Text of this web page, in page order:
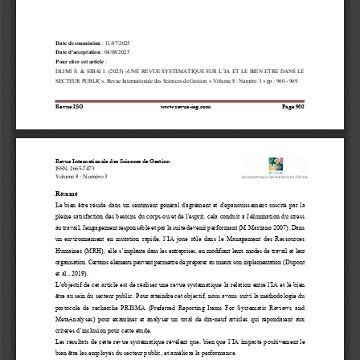
Revue ISG www.revue isg.com Page 960
Date de soumission : 11/07/2025
Date d’acceptation : 04/08/2025
Pour citer cet article :
DLIMI  S.  & SIBAI  I (2025)  «UNE REVUE SYSTEMATIQUE SUR L’IA ET LE BIEN ETRE DANS LE
SECTEUR PUBLIC», Revue Internationale des Sciences de Gestion « Volume 8 : Numéro 3 » pp : 960 969
Revue Internationale des Sciences de Gestion
ISSN: 2665 -7473
Volume 8 : Numéro 3
Résumé
Le  bien  être  réside  dans  un  sentiment  général  d'agrément  et  d'épanouissement  suscité  par  la
pleine satisfaction des besoins du corps ou/et de l'esprit, cela conduit à l'élimination du stress
au travail, l'engagement responsable et par la suite devenir performant (M.Marzano 2007). Dans
un environnement en mutation rapide, l’IA joue rôle dans  le Management  des  Ressources
Humaines  (MRH),  elle s’implante dans les entreprises, en modifiant leurs modes de travail et leur
organisation. Certains éléments peuvent permettre de préparer au mieux son implémentation (Dupont
et al., 2019).
L’objectif de cet article est de réaliser une revue systématique la relation entre l'IA et le bien
être au sein du secteur public. Pour atteindre cet objectif, nous avons suivi la méthodologie du
protocole  de  recherche  PRISMA  (Preferred  Reporting  Items  For  Systematic  Reviews  and
MetaAnalyses)  pour  examiner  et  analyser  un  total  de dix-neuf articles  qui  répondaient  aux
critères d’inclusion pour cette étude.
Les résultats de cette revue systématique révèlent que, bien que l’IA impacte positivement le
bien être les employés du secteur public , et améliore la performance.